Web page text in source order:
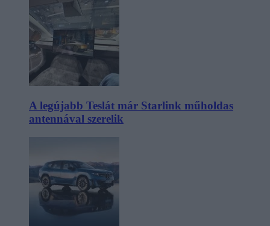
A legújabb Teslát már Starlink műholdas
antennával szerelik